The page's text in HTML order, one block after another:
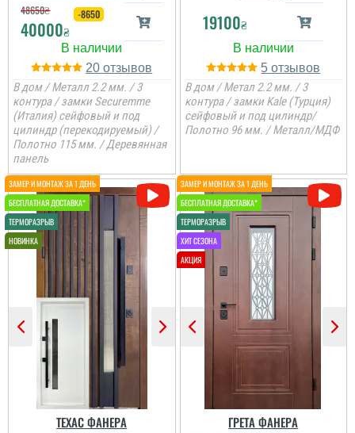
читати всі відгуки
Петро
Дуже задоволений
послугами данної
компанії. Все виконало
вчасно, акуратно та
читати всі відгуки
Сергій
Якщо ви обираєте двері
добротні в квартиру, то
акуратно....
читати всі відгуки
закрити проєм, вийшло
навіть краще, ніж
48650₴
40000₴
-8650
20
В дом / Металл 2.2 мм. / 3
контура / замки Securemme
(Италия) сейфовый и под
цилиндр (перекодируемый) /
Полотно 115 мм. / Деревянная
панель
19100₴
5
В дом / Метал 2.2 мм. / 3
контура / замки Kale (Турция)
сейфовый и под цилиндр/
Полотно 96 мм. / Металл/МДФ
ТЕХАС ФАНЕРА ГРЕТА ФАНЕРА